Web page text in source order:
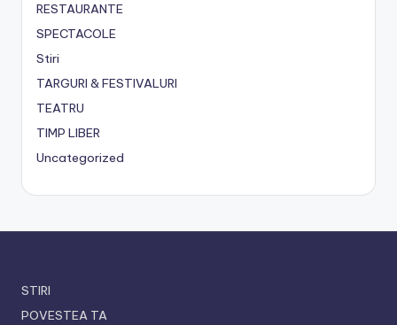
RESTAURANTE
SPECTACOLE
Stiri
TARGURI & FESTIVALURI
TEATRU
TIMP LIBER
Uncategorized
STIRI
POVESTEA TA